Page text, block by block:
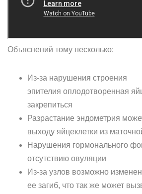
Объяснений тому несколько:
Из-за нарушения строения
эпителия оплодотворенная
закрепиться
Разрастание эндометрия
выходу яйцеклетки из
Нарушения гормонального
отсутствию овуляции
Из-за узлов возможно
ее загиб, что так же может